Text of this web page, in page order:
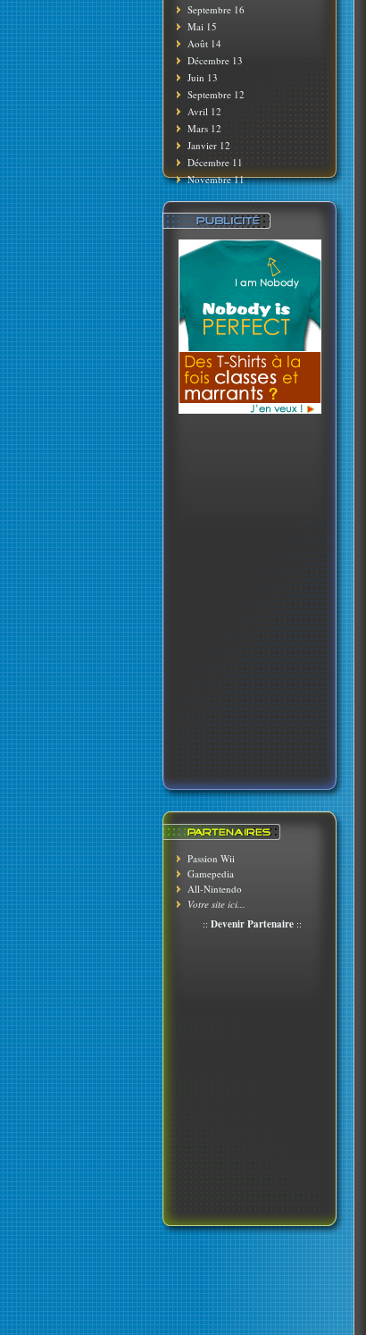
Septembre 16
Mai 15
Août 14
Décembre 13
Juin 13
Septembre 12
Avril 12
Mars 12
Janvier 12
Décembre 11
Novembre 11
Passion Wii
Gamepedia
All-Nintendo
Votre site ici...
:: Devenir Partenaire ::